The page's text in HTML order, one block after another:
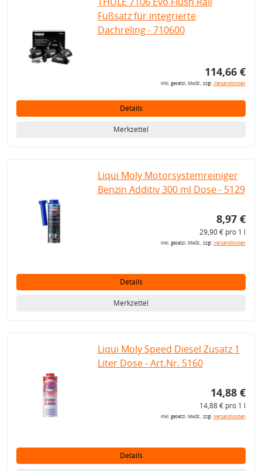
Fußsatz für integrierte
Dachreling - 710600
114,66 €
inkl. gesetzl. MwSt., zzgl.Versandkosten
Details
Merkzettel
Liqui Moly Motorsystemreiniger
Benzin Additiv 300 ml Dose - 5129
8,97 €
29,90 € pro 1 l
inkl. gesetzl. MwSt., zzgl.Versandkosten
Details
Merkzettel
Liqui Moly Speed Diesel Zusatz 1
Liter Dose - Art.Nr. 5160
14,88 €
14,88 € pro 1 l
inkl. gesetzl. MwSt., zzgl.Versandkosten
Details